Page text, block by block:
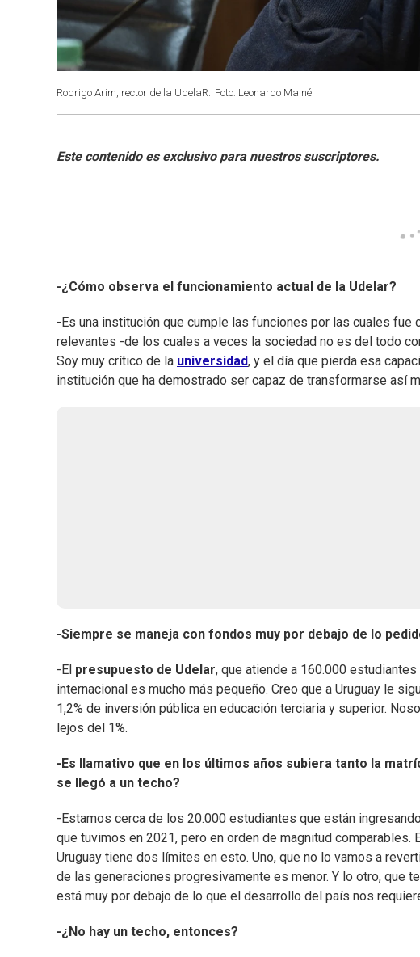
Rodrigo Arim, rector de la UdelaR. Foto: Leonardo Mainé
-¿Cómo observa el funcionamiento actual de la Udelar?
-Es una institución que cumple las funciones por las cuales
relevantes -de los cuales a veces la sociedad no es del todo
Soy muy crítico de la universidad, y el día que pierda esa
institución que ha demostrado ser capaz de transformarse así
-Siempre se maneja con fondos muy por debajo de lo
-El presupuesto de Udelar, que atiende a 160.000
internacional es mucho más pequeño. Creo que a Uruguay le
1,2% de inversión pública en educación terciaria y superior.
lejos del 1%.
-Es llamativo que en los últimos años subiera tanto la
se llegó a un techo?
-Estamos cerca de los 20.000 estudiantes que están
que tuvimos en 2021, pero en orden de magnitud
Uruguay tiene dos límites en esto. Uno, que no lo vamos a
de las generaciones progresivamente es menor. Y lo otro, que
está muy por debajo de lo que el desarrollo del país nos
-¿No hay un techo, entonces?